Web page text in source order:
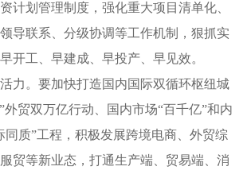
计划管理制度，强化重大项目清单化、
导联系、分级协调等工作机制，狠抓实
开工、早建成、早投产、早见效。
力。要加快打造国内国际双循环枢纽城
外贸双万亿行动、国内市场“百千亿”和内
同质”工程，积极发展跨境电商、外贸综
贸等新业态，打通生产端、贸易端、消